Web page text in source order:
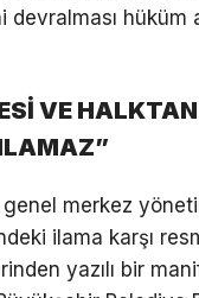
hüküm
VE
merkez
ilama karşı
yazılı bir